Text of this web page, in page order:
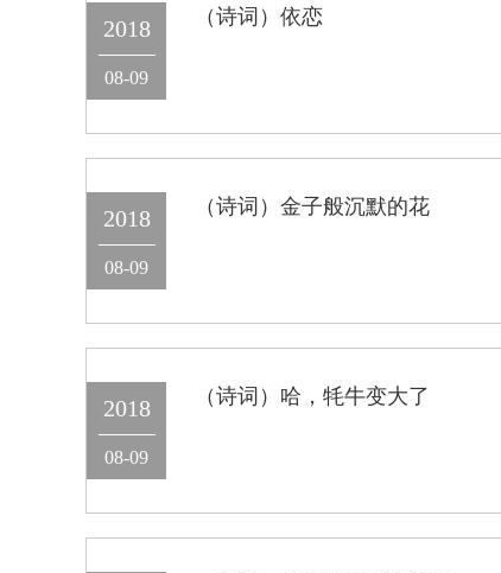
2018
08-09
（诗词）依恋
2018
08-09
（诗词）金子般沉默的花
2018
08-09
（诗词）哈，牦牛变大了